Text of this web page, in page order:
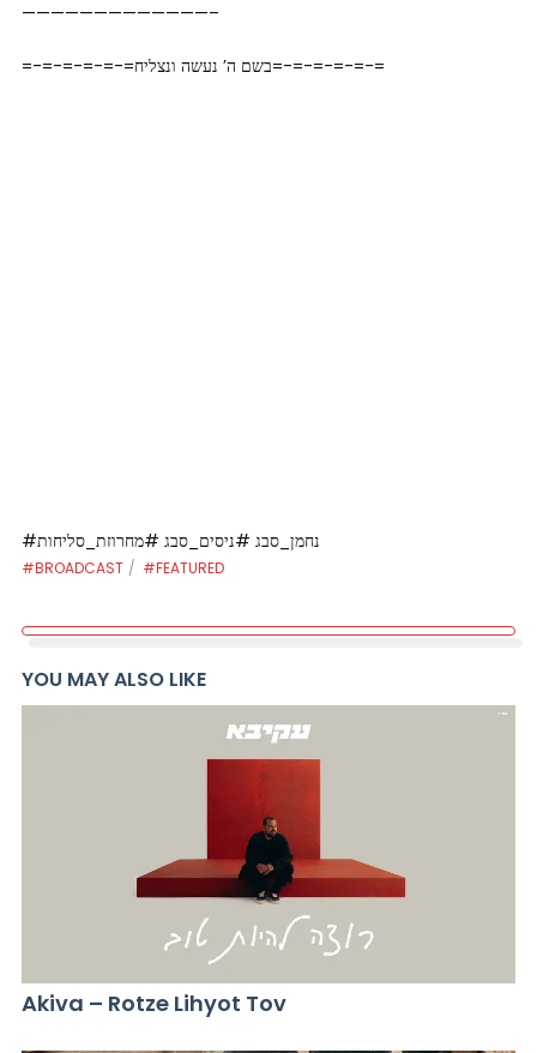
—————————————–
=-=-=-=-=-=בשם ה’ נעשה ונצליח=-=-=-=-=-=
#נחמן_סבג #ניסים_סבג #מחרוזת_סליחות
#BROADCAST #FEATURED
YOU MAY ALSO LIKE
Akiva – Rotze Lihyot Tov